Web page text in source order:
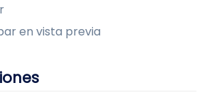
en vista previa